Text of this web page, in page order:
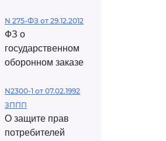
N 275-ФЗ от 29.12.2012
ФЗ о
государственном
оборонном заказе
N2300-1 от 07.02.1992
ЗППП
О защите прав
потребителей